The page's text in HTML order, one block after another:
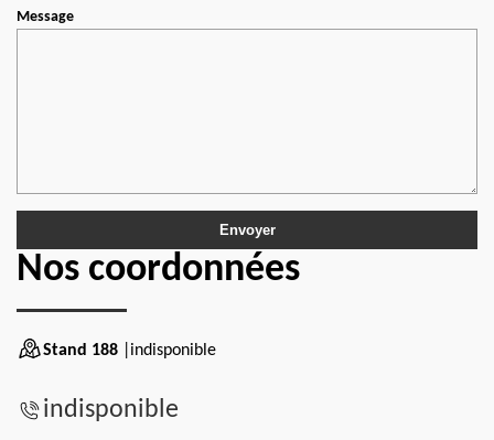
Message
Nos coordonnées
Stand 188 |indisponible
indisponible